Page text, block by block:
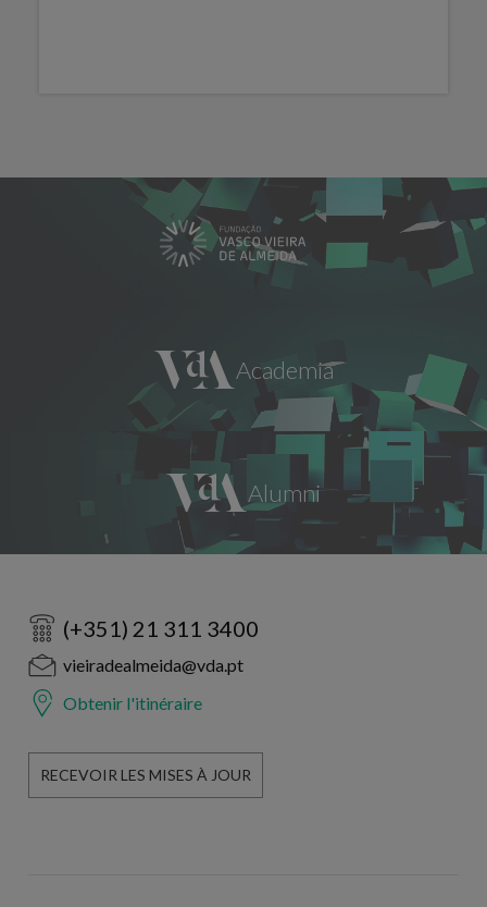
(+351) 21 311 3400
vieiradealmeida@vda.pt
Obtenir l'itinéraire
RECEVOIR LES MISES À JOUR